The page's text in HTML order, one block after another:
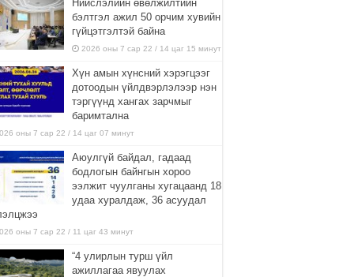
Нийслэлийн өвөлжилтийн
бэлтгэл ажил 50 орчим хувийн
гүйцэтгэлтэй байна
2026 оны 7 сар 22 / 14 цаг 15 минут
Хүн амын хүнсний хэрэгцээг
дотоодын үйлдвэрлэлээр нэн
тэргүүнд хангах зарчмыг
баримтална
оны 7 сар 22 / 14 цаг 07 минут
Аюулгүй байдал, гадаад
бодлогын байнгын хороо
ээлжит чуулганы хугацаанд 18
удаа хуралдаж, 36 асуудал
оны 7 сар 22 / 11 цаг 43 минут
“4 улирлын турш үйл
ажиллагаа явуулах